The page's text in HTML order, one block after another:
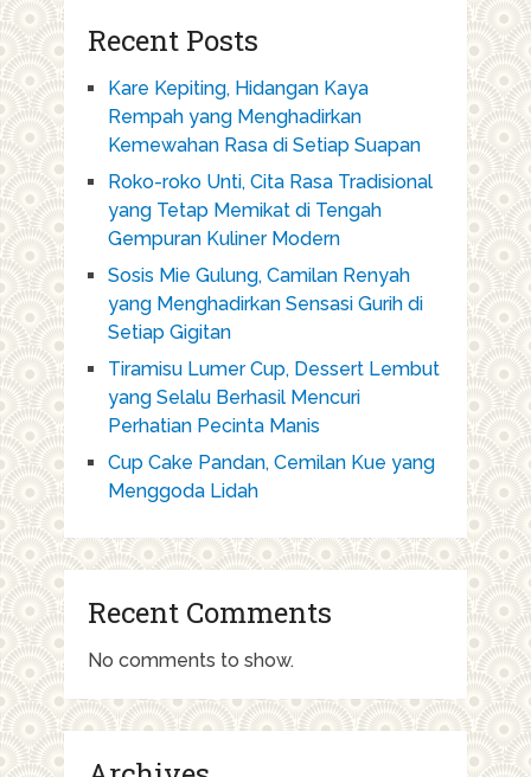
Recent Posts
Kare Kepiting, Hidangan Kaya
Rempah yang Menghadirkan
Kemewahan Rasa di Setiap Suapan
Roko-roko Unti, Cita Rasa Tradisional
yang Tetap Memikat di Tengah
Gempuran Kuliner Modern
Sosis Mie Gulung, Camilan Renyah
yang Menghadirkan Sensasi Gurih di
Setiap Gigitan
Tiramisu Lumer Cup, Dessert Lembut
yang Selalu Berhasil Mencuri
Perhatian Pecinta Manis
Cup Cake Pandan, Cemilan Kue yang
Menggoda Lidah
Recent Comments
No comments to show.